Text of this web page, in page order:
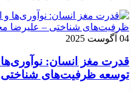
04 آگوست 2025
قدرت مغز انسان:
توسعه ظرفیت‌های شناختی